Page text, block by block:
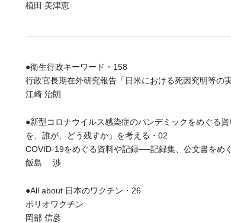
植田 美津恵
●衛生行政キーワード・158
行政官長期在外研究報告「日米における死因究明等の実
江崎 治朗
●新型コロナウイルス感染症のパンデミックをめぐる
を、誰が、どう残すか」を考える・02
COVID-19をめぐる資料や記録──記録集、公文書をめ
飯島 渉
●All about 日本のワクチン・26
ポリオワクチン
岡部 信彦